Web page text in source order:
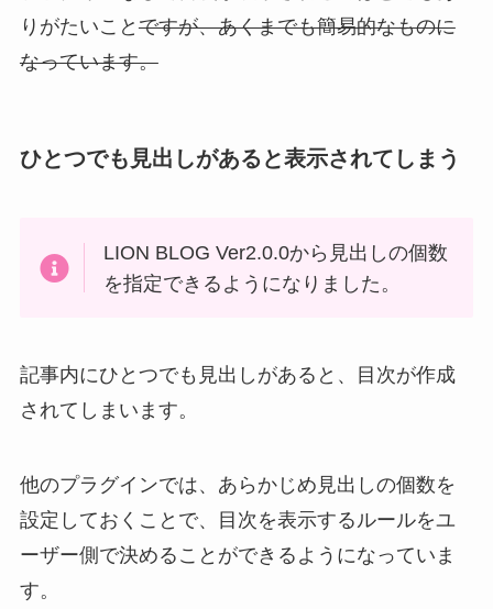
りがたいこと ですが、あくまでも簡易的なものに
なっています。
ひとつでも見出しがあると表示されてしまう
LION BLOG Ver2.0.0から見出しの個数
を指定できるようになりました。
記事内にひとつでも見出しがあると、目次が作成
されてしまいます。
他のプラグインでは、あらかじめ見出しの個数を
設定しておくことで、目次を表示するルールをユ
ーザー側で決めることができるようになっていま
す。